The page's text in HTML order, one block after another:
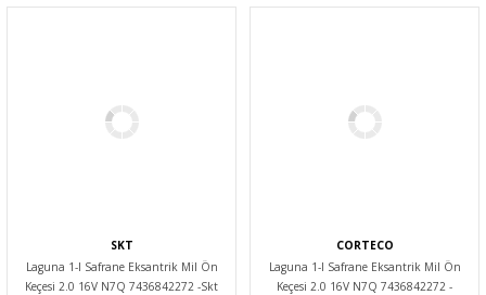
SKT
Laguna 1-I Safrane Eksantrik Mil Ön
Keçesi 2.0 16V N7Q 7436842272 -Skt
CORTECO
Laguna 1-I Safrane Eksantrik Mil Ön
Keçesi 2.0 16V N7Q 7436842272 -